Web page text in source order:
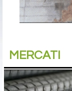
MERCATI